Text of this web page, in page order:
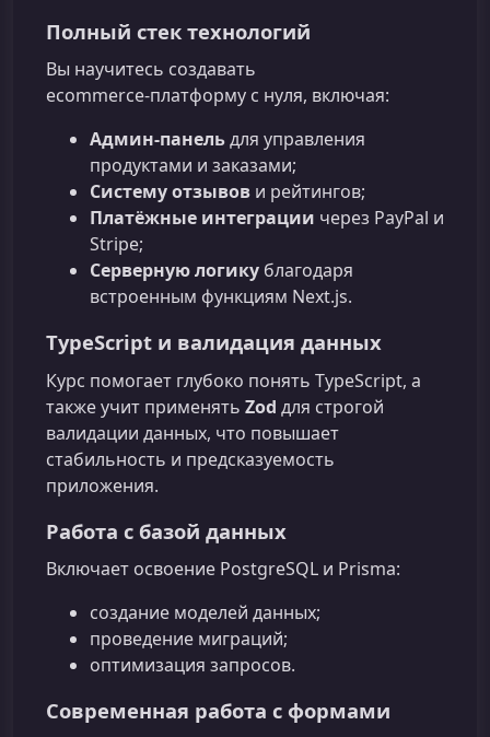
Полный стек технологий
Вы научитесь создавать
ecommerce‑платформу с нуля, включая:
Админ‑панельдля управления
продуктами и заказами;
Систему отзывов и рейтингов;
Платёжные интеграции через PayPal и
Stripe;
Серверную логику благодаря
встроенным функциям Next.js.
TypeScript и валидация данных
Курс помогает глубоко понять TypeScript, а
также учит применять Zod для строгой
валидации данных, что повышает
стабильность и предсказуемость
приложения.
Работа с базой данных
Включает освоение PostgreSQL и Prisma:
создание моделей данных;
проведение миграций;
оптимизация запросов.
Современная работа с формами